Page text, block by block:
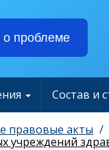
проблеме
Состав и
правовые акты
учреждений